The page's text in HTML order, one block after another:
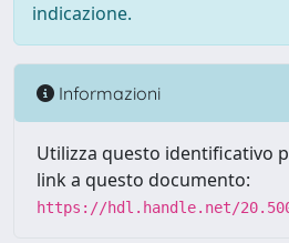
indicazione.
Informazioni
Utilizza questo identificativo
link a questo documento:
https://hdl.handle.net/